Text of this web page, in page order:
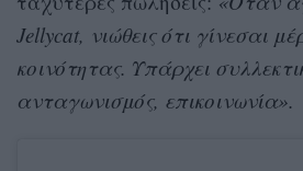
Jellycat, νιώθεις ότι γίνεσαι
κοινότητας. Υπάρχει
ανταγωνισμός, επικοινωνία».